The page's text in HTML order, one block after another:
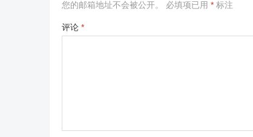
您的邮箱地址不会被公开。 必填项已用 * 标注
评论 *